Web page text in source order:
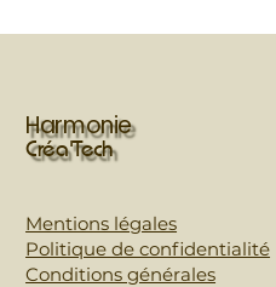
Harmonie
Créa'Tech
Mentions légales
Politique de confidentialité
Conditions générales